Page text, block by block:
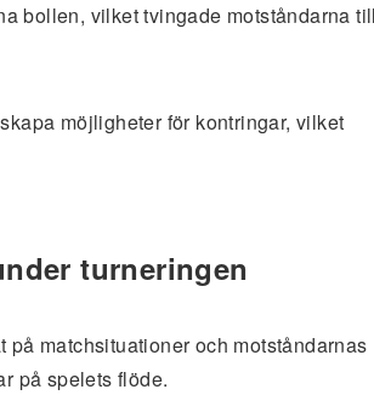
bollen, vilket tvingade motståndarna
möjligheter för kontringar, vilket
turneringen
matchsituationer och motståndarnas
på spelets flöde.